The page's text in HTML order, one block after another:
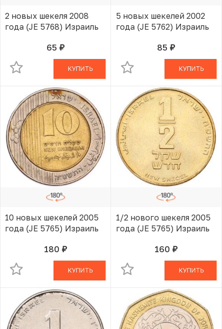
2 новых шекеля 2008
года (JE 5768) Израиль
65 руб.В КОРЗИНЕ
КУПИТЬ
5 новых шекелей 2002
года (JE 5762) Израиль
85 руб.В КОРЗИНЕ
КУПИТЬ
10 новых шекелей 2005
года (JE 5765) Израиль
180 руб.В КОРЗИНЕ
КУПИТЬ
1/2 нового шекеля 2005
года (JE 5765) Израиль
160 руб.В КОРЗИНЕ
КУПИТЬ